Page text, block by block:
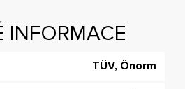
INFORMACE
TÜV, Önorm